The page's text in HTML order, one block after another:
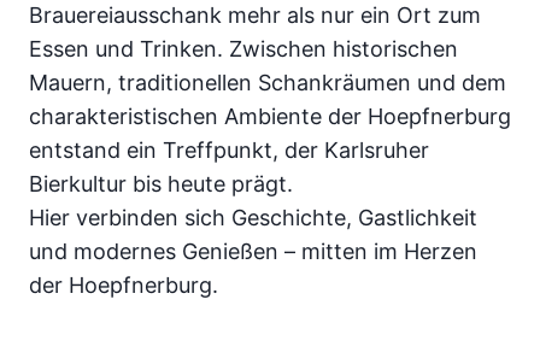
Brauereiausschank mehr als nur ein Ort zum
Essen und Trinken. Zwischen historischen
Mauern, traditionellen Schankräumen und dem
charakteristischen Ambiente der Hoepfnerburg
entstand ein Treffpunkt, der Karlsruher
Bierkultur bis heute prägt.
Hier verbinden sich Geschichte, Gastlichkeit
und modernes Genießen – mitten im Herzen
der Hoepfnerburg.